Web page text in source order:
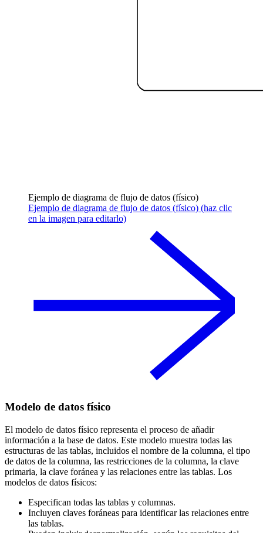
Ejemplo de diagrama de flujo de datos (físico)
Ejemplo de diagrama de flujo de datos (físico) (haz clic
en la imagen para editarlo)
Modelo de datos físico
El modelo de datos físico representa el proceso de añadir
información a la base de datos. Este modelo muestra todas las
estructuras de las tablas, incluidos el nombre de la columna, el tipo
de datos de la columna, las restricciones de la columna, la clave
primaria, la clave foránea y las relaciones entre las tablas. Los
modelos de datos físicos:
Especifican todas las tablas y columnas.
Incluyen claves foráneas para identificar las relaciones entre
las tablas.